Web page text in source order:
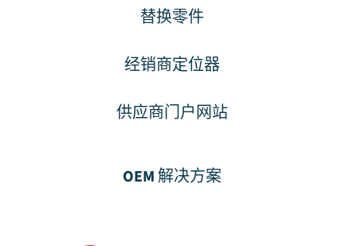
替换零件
经销商定位器
供应商门户网站
OEM 解决方案